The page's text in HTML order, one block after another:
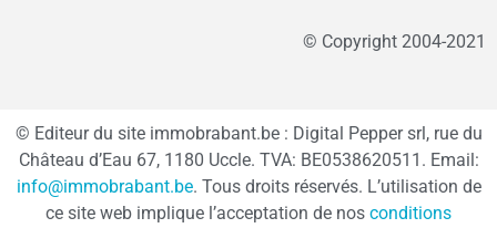
© Copyright 2004-2021
© Editeur du site immobrabant.be : Digital Pepper srl, rue du
Château d’Eau 67, 1180 Uccle. TVA: BE0538620511. Email:
info@immobrabant.be. Tous droits réservés. L’utilisation de
ce site web implique l’acceptation de nos conditions